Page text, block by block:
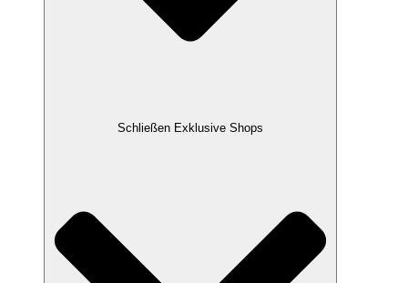
Schließen Exklusive Shops